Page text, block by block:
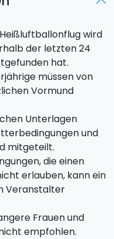
der Buchung
möchtest, kannst
Personenoder
wählen.
Wir sind der erste
in Sizilien für
wird
der letzten 24
hat.
müssen von
Vormund
Unterlagen
und
mitgeteilt.
die einen
erlauben, kann ein
Veranstalter
Frauen und
empfohlen.